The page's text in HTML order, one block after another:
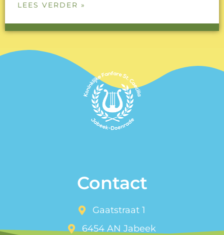
LEES VERDER »
Contact
Gaatstraat 1
6454 AN Jabeek